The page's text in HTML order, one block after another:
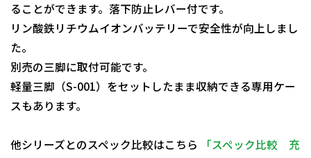
ることができます。落下防止レバー付です。
リン酸鉄リチウムイオンバッテリーで安全性が向上しまし
た。
別売の三脚に取付可能です。
軽量三脚（S-001）をセットしたまま収納できる専用ケー
スもあります。
他シリーズとのスペック比較はこちら
「スペック比較 充